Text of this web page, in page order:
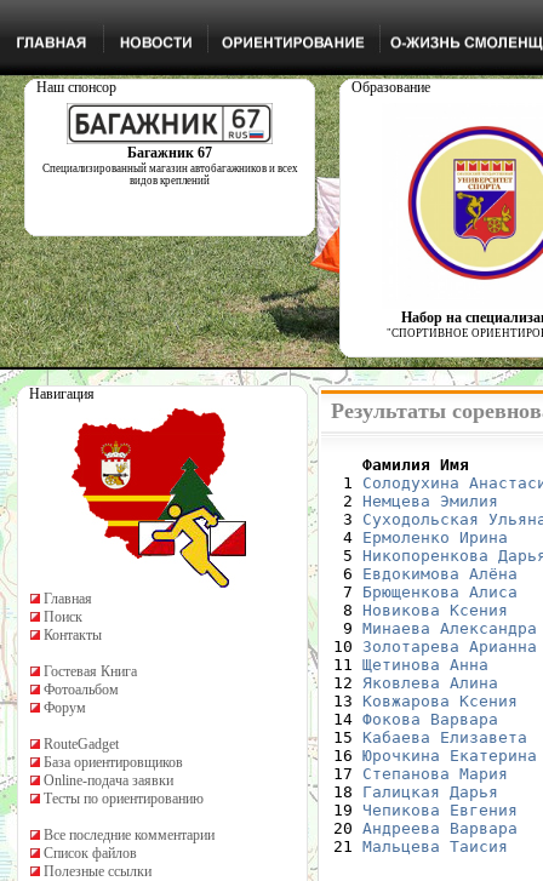
Наш спонсор
Багажник 67
Специализированный магазин автобагажников и всех
видов креплений
Образование
Набор на
"СПОРТИВНОЕ
Навигация
Главная
Поиск
Контакты
Гостевая Книга
Фотоальбом
Форум
RouteGadget
База ориентировщиков
Online-подача заявки
Тесты по ориентированию
Все последние комментарии
Список файлов
Полезные ссылки
Результаты
Фамилия Имя
1 Солодухина
  2
Немцева Эмилия
  3
Суходольская
  4
Ермоленко Ирина
  5
Никопоренкова
  6
Евдокимова Алёна
  7
Брющенкова Алиса
  8
Новикова Ксения
  9
Минаева Александра
10 Золотарева Арианна
11 Щетинова Анна
12 Яковлева Алина
13 Ковжарова Ксения
14 Фокова Варвара
15 Кабаева Елизавета
16 Юрочкина Екатерина
17 Степанова Мария
18 Галицкая Дарья
19 Чепикова Евгения
20 Андреева Варвара
21 Мальцева Таисия